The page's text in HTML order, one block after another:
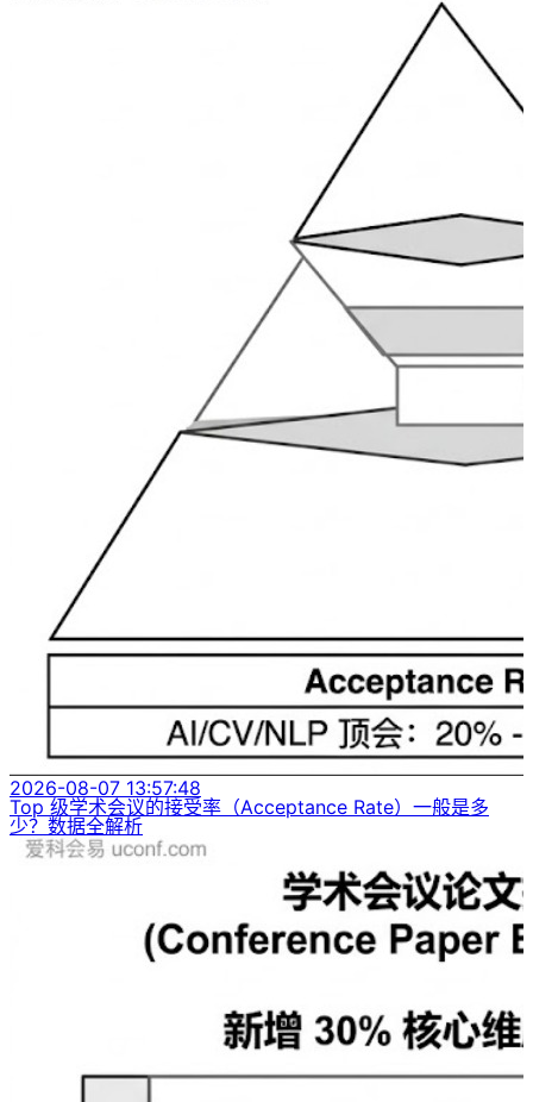
2026-08-07 13:57:48
Top 级学术会议的接受率（Acceptance Rate）一般是多
少？数据全解析